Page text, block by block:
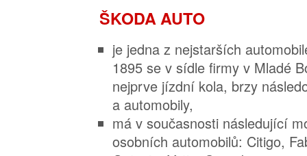
ŠKODA AUTO
je jedna z nejstarších
1895 se v sídle firmy v Mladé
nejprve jízdní kola, brzy
a automobily,
má v současnosti následující
osobních automobilů: Citigo,